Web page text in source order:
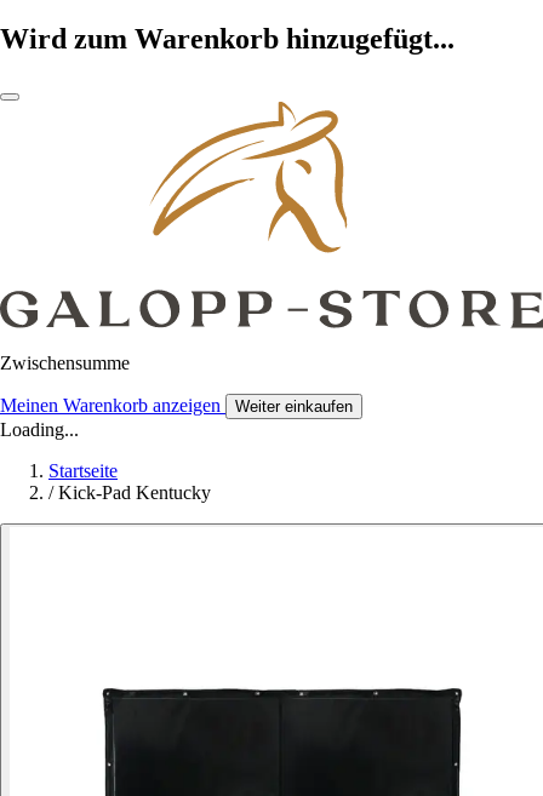
Wird zum Warenkorb hinzugefügt...
Zwischensumme
Meinen Warenkorb anzeigen Weiter einkaufen
Loading...
Startseite
/ Kick-Pad Kentucky